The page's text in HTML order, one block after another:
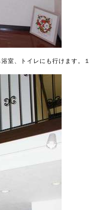
室、トイレにも行けます。１